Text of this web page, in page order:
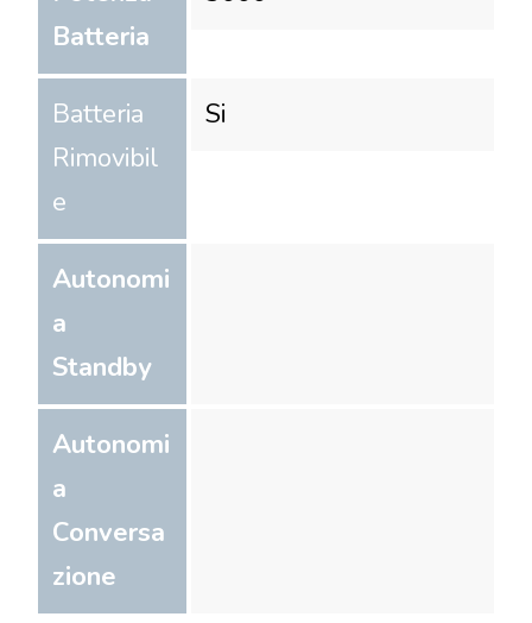
Batteria
Batteria
Rimovibil
e
Si
Autonomi
a
Standby
Autonomi
a
Conversa
zione